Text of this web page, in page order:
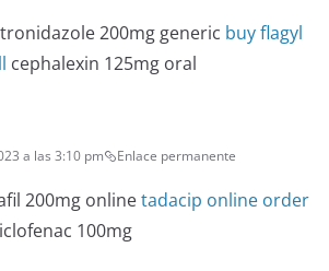
200mg generic buy flagyl
cephalexin 125mg oral
a las 3:10 pm Enlace permanente
200mg onlinetadacip online order
100mg